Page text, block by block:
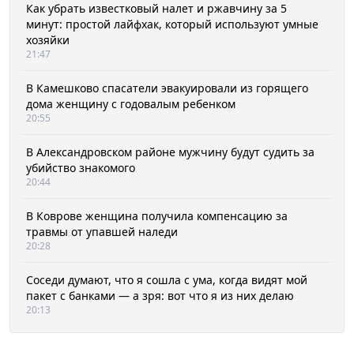
Как убрать известковый налет и ржавчину за 5
минут: простой лайфхак, который используют умные
хозяйки
21:47
В Камешково спасатели эвакуировали из горящего
дома женщину с годовалым ребенком
20:55
В Александровском районе мужчину будут судить за
убийство знакомого
20:44
В Коврове женщина получила компенсацию за
травмы от упавшей наледи
20:28
Соседи думают, что я сошла с ума, когда видят мой
пакет с банками — а зря: вот что я из них делаю
20:13